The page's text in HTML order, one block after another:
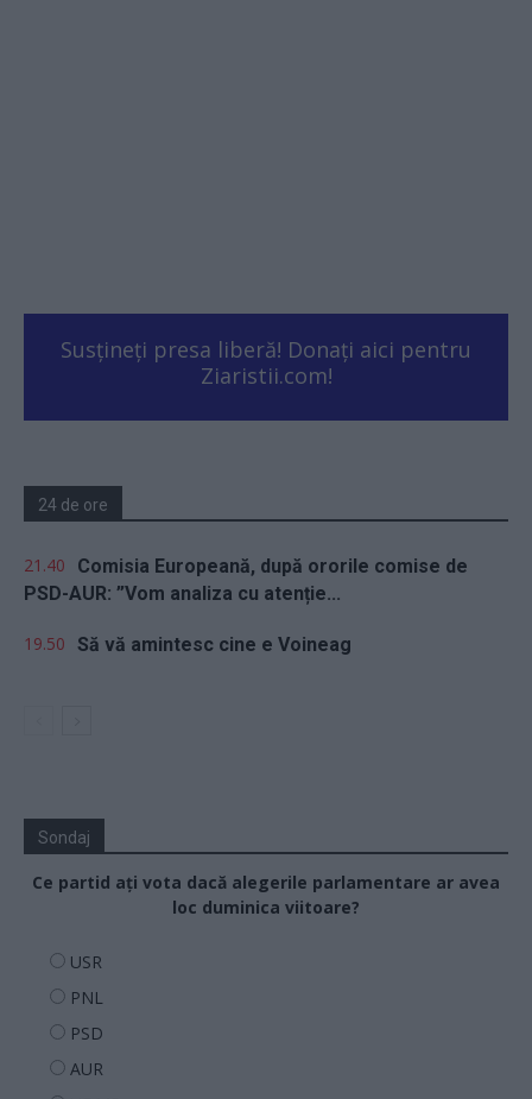
Susțineți presa liberă! Donați aici pentru
Ziaristii.com!
24 de ore
21.40
Comisia Europeană, după ororile comise de
PSD-AUR: ”Vom analiza cu atenție...
19.50 Să vă amintesc cine e Voineag
Sondaj
Ce partid ați vota dacă alegerile parlamentare ar avea
loc duminica viitoare?
USR
PNL
PSD
AUR